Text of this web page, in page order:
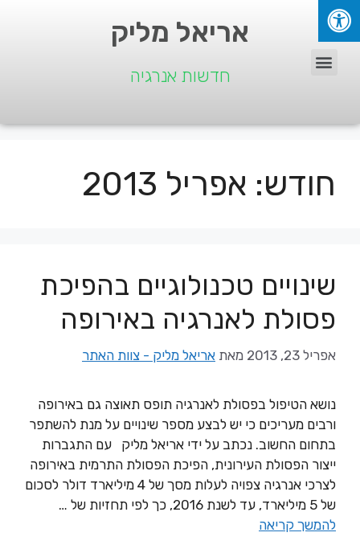
אריאל מליק
חדשות אנרגיה
חודש: אפריל 2013
שינויים טכנולוגיים בהפיכת
פסולת לאנרגיה באירופה
אפריל 23, 2013 מאת אריאל מליק - צוות האתר
נושא הטיפול בפסולת לאנרגיה תופס תאוצה גם באירופה
ורבים מעריכים כי יש לבצע מספר שינויים על מנת להשתפר
בתחום החשוב. נכתב על ידי אריאל מליק עם התגברות
ייצור הפסולת העירונית, הפיכת הפסולת התרמית באירופה
לצרכי אנרגיה צפויה לעלות מסך של 4 מיליארד דולר לסכום
של 5 מיליארד, עד לשנת 2016, כך לפי תחזיות של …
להמשך קריאה